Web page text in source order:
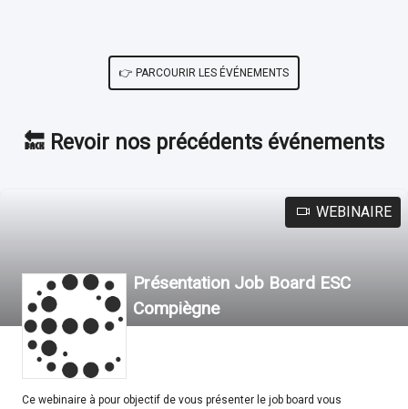
👉 PARCOURIR LES ÉVÉNEMENTS
🔙 Revoir nos précédents événements
WEBINAIRE
Présentation Job Board ESC
Compiègne
Ce webinaire à pour objectif de vous présenter le job board vous